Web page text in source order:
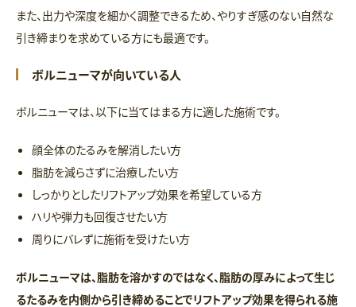
また、出力や深度を細かく調整できるため、やりすぎ感のない自然な
引き締まりを求めている方にも最適です。
ボルニューマが向いている人
ボルニューマは、以下に当てはまる方に適した施術です。
顔全体のたるみを解消したい方
脂肪を減らさずに治療したい方
しっかりとしたリフトアップ効果を希望している方
ハリや弾力も回復させたい方
周りにバレずに施術を受けたい方
ボルニューマは、脂肪を溶かすのではなく、脂肪の厚みによって生じ
るたるみを内側から引き締めることでリフトアップ効果を得られる施